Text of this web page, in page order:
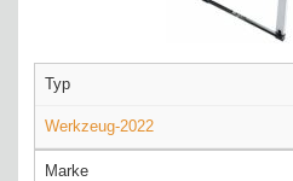
Typ
Werkzeug-2022
Marke